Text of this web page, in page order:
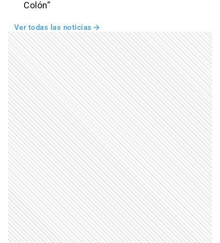
Colón”
Ver todas las noticias